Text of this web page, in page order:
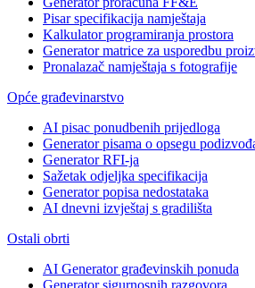
Pisar specifikacija namještaja
Kalkulator programiranja prostora
Generator matrice za usporedbu
Pronalazač namještaja s fotografije
Opće građevinarstvo
AI pisac ponudbenih prijedloga
Generator pisama o opsegu
Generator RFI-ja
Sažetak odjeljka specifikacija
Generator popisa nedostataka
AI dnevni izvještaj s gradilišta
Ostali obrti
AI Generator građevinskih ponuda